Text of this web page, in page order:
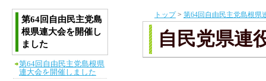
トップ> 第64回自由民主党島根県
自民党県連
第64回自由民主党島
根県連大会を開催し
ました
第64回自由民主党島根県
連大会を開催しました